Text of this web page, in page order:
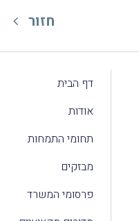
חזור
דף הבית
אודות
תחומי התמחות
מבזקים
פרסומי המשרד